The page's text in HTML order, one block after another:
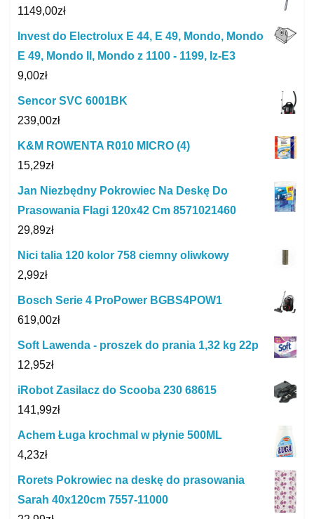
1149,00zł
Invest do Electrolux E 44, E 49, Mondo, Mondo
E 49, Mondo II, Mondo z 1100 - 1199, Iz-E3
9,00zł
Sencor SVC 6001BK
239,00zł
K&M ROWENTA R010 MICRO (4)
15,29zł
Jan Niezbędny Pokrowiec Na Deskę Do
Prasowania Flagi 120x42 Cm 8571021460
29,89zł
Nici talia 120 kolor 758 ciemny oliwkowy
2,99zł
Bosch Serie 4 ProPower BGBS4POW1
619,00zł
Soft Lawenda - proszek do prania 1,32 kg 22p
12,95zł
iRobot Zasilacz do Scooba 230 68615
141,99zł
Achem Ługa krochmal w płynie 500ML
4,23zł
Rorets Pokrowiec na deskę do prasowania
Sarah 40x120cm 7557-11000